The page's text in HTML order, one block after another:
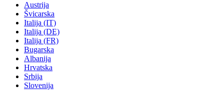
Austrija
Švicarska
Italija (IT)
Italija (DE)
Italija (FR)
Bugarska
Albanija
Hrvatska
Srbija
Slovenija